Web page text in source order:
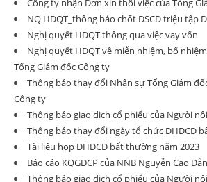
Công ty nhận Đơn xin thôi việc của Tổng
NQ HĐQT_thông báo chốt DSCĐ triệu tập
Nghị quyết HĐQT thông qua việc vay vốn
Nghị quyết HĐQT về miễn nhiệm, bổ
Tổng Giám đốc Công ty
Thông báo thay đổi Nhân sự Tổng Giám
Công ty
Thông báo giao dịch cổ phiếu của Người
Thông báo thay đổi ngày tổ chức ĐHĐCĐ
Tài liệu họp ĐHĐCĐ bất thường năm 2023
Báo cáo KQGDCP của NNB Nguyễn Cao
Thông báo giao dịch cổ phiếu của Người